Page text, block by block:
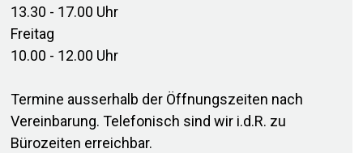
13.30 - 17.00 Uhr
Freitag
10.00 - 12.00 Uhr
Termine ausserhalb der Öffnungszeiten nach
Vereinbarung. Telefonisch sind wir i.d.R. zu
Bürozeiten erreichbar.